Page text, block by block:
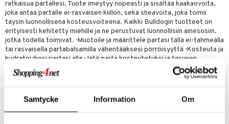
Samtycke Information Om
ratkaisua partallesi. Tuote imeytyy nopeasti ja sisältää kaakaovoita,
joka antaa partalle ei-rasvaisen kiillon, sekä sheavoita, joka toimii
täysin luonnollisena kosteusvoiteena. Kaikki Bulldogin tuotteet on
erityisesti kehitetty miehille ja ne perustuvat luonnollisiin ainesosiin,
jotka todella toimivat. · Muotoile ja määrittele partasi tällä ei-tahmealla
tai rasvaisella partabalsamilla vähentääksesi pörröisyyttä · Kosteuta ja
hydratoi ihosi partasi alla · Jätä parta kosteutetuksi ja terveen
näköiseksi · Kevyt pito, joka tekee partasta pehmeän ja hoidetun
näköisen · Bulldogin alkuperäinen tuoksu on 100 % luonnollinen
Ainesosat
Suolisto
& Mineraalit
& Tikut
hoito
ruoalle
& Kuume
& Käheys
nenä
vuoto & tukkoisuus
& Mineraalit
K
& vastauksia